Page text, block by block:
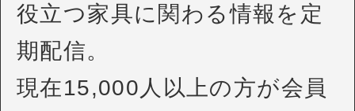
役立つ家具に関わる情報を定
期配信。
現在15,000人以上の方が会員